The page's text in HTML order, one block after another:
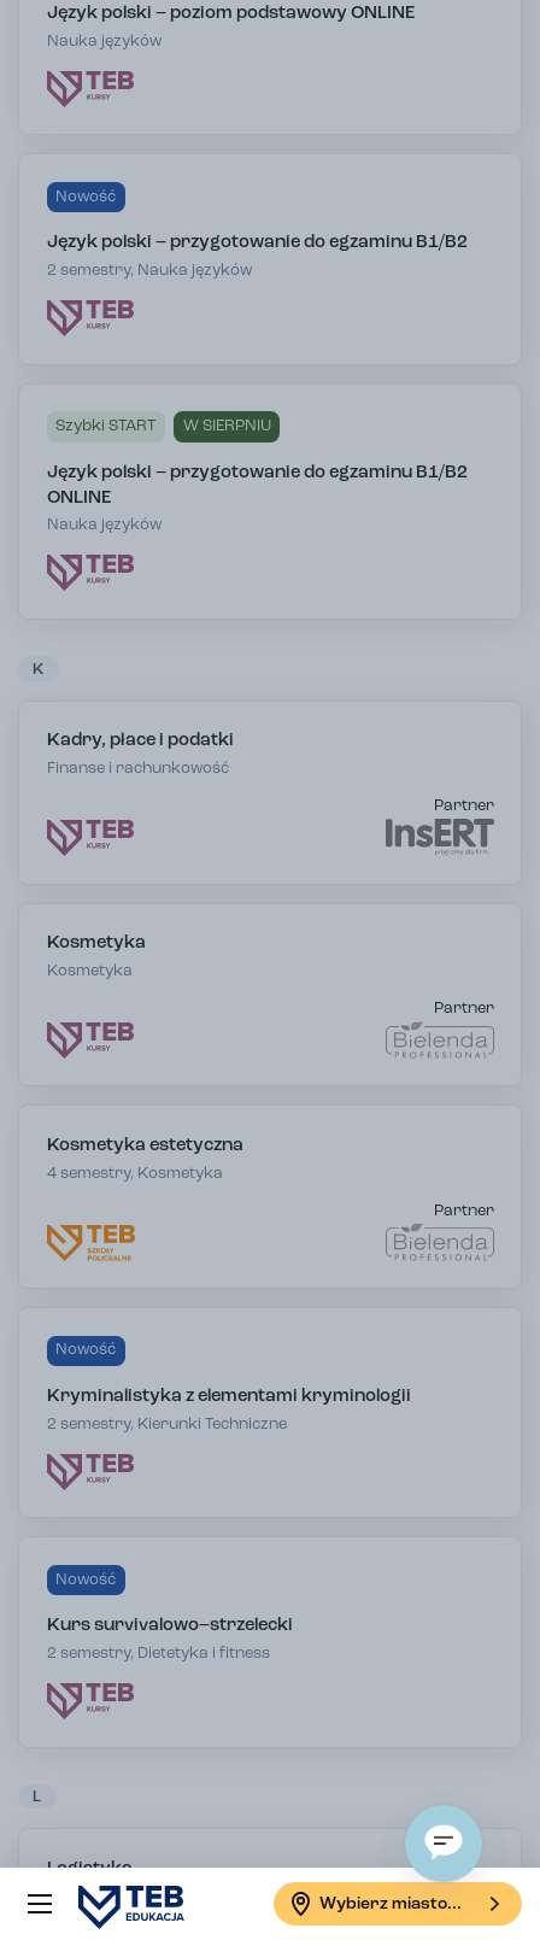
Wybierz miasto...
Język polski – poziom podstawowy ONLINE
Nauka języków
Nowość
Język polski – przygotowanie do egzaminu B1/B2
2 semestry, Nauka języków
Szybki START W SIERPNIU
Język polski – przygotowanie do egzaminu B1/B2
ONLINE
Nauka języków
K
Kadry, płace i podatki
Finanse i rachunkowość
Partner
Kosmetyka
Kosmetyka
Partner
Kosmetyka estetyczna
4 semestry, Kosmetyka
Partner
Nowość
Kryminalistyka z elementami kryminologii
2 semestry, Kierunki Techniczne
Nowość
Kurs survivalowo–strzelecki
2 semestry, Dietetyka i fitness
L
Logistyka
Informatyka i programowanie